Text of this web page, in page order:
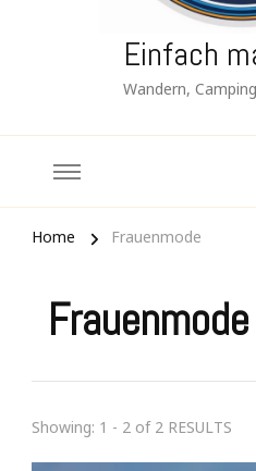
Einfach
Wandern,
Home Frauenmode
Frauenmode
Showing: 1 - 2 of 2 RESULTS